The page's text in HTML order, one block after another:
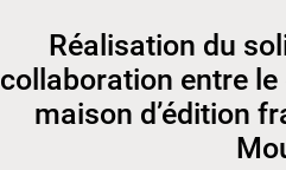
Réalisation du
collaboration entre
maison d’édition